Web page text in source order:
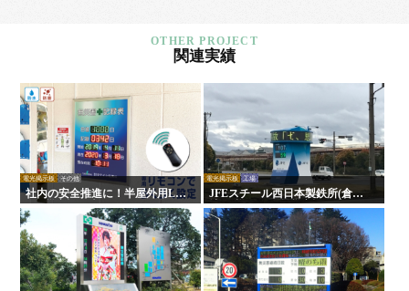
関連実績
電光掲示板 その他
社内の安全推進に！半屋外用LE
D無災害記録表
電光掲示板 工場
JFEスチール西日本製鉄所(倉敷
地区)様 LED無災害記録表